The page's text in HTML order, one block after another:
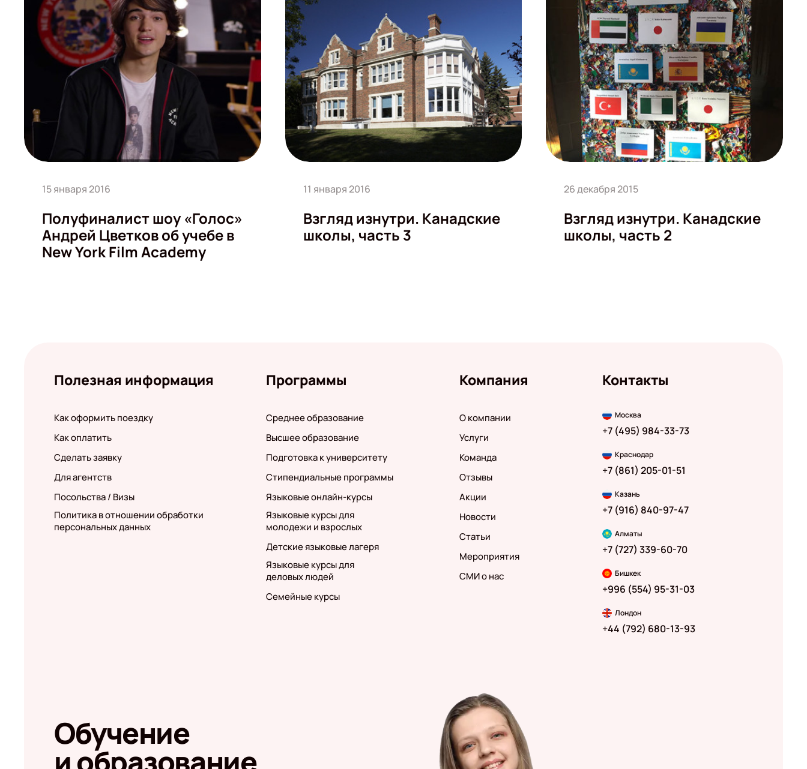
15 января 2016
Полуфиналист шоу «Голос»
Андрей Цветков об учебе в
New York Film Academy
11 января 2016
Взгляд изнутри. Канадские
школы, часть 3
26 декабря 2015
Взгляд изнутри. Канадские
школы, часть 2
Полезная информация
Как оформить поездку
Как оплатить
Сделать заявку
Для агентств
Посольства / Визы
Политика в отношении обработки
персональных данных
Программы
Среднее образование
Высшее образование
Подготовка к университету
Стипендиальные программы
Языковые онлайн-курсы
Языковые курсы для
молодежи и взрослых
Детские языковые лагеря
Языковые курсы для
деловых людей
Семейные курсы
Компания
О компании
Услуги
Команда
Отзывы
Акции
Новости
Статьи
Мероприятия
СМИ о нас
Контакты
Москва
+7 (495) 984-33-73
Краснодар
+7 (861) 205-01-51
Казань
+7 (916) 840-97-47
Алматы
+7 (727) 339-60-70
Бишкек
+996 (554) 95-31-03
Лондон
+44 (792) 680-13-93
Обучение